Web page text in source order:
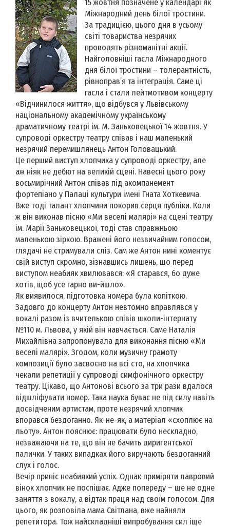
15 жовтня позначене у календарі як
Міжнародний день білої тростини.
За традицією, цього дня в усьому
світі товариства незрячих
проводять різноманітні акції.
Найголовніші гасла Міжнародного
дня білої тростини – толерантність,
рівноправ’я та інтеграція. Саме ці
гасла і стали лейтмотивом концерту
«Відчинилося життя», що відбувся у Львівському
національному академічному українському
драматичному театрі ім. М. Заньковецької 14 жовтня. У
супроводі оркестру театру співав і наш маленький
незрячий перемишлянець Антон Головацький.
Це перший виступ хлопчика у супроводі оркестру, але
аж ніяк не дебют на великій сцені. Навесні цього року
восьмирічний Антон співав під акомпанемент
фортепіано у Палаці культури імені Гната Хоткевича.
Вже тоді талант хлопчини покорив серця публіки. Коли
ж він виконав пісню «Ми веселі малярі» на сцені театру
ім. Марії Заньковецької, тоді став справжньою
маленькою зіркою. Вражені його незвичайним голосом,
глядачі не стримували сліз. Сам же Антон нині коментує
свій виступ скромно, зізнавшись лишень, що перед
виступом неабияк хвилювався: «Я старався, бо дуже
хотів, щоб усе гарно ви-йшло».
Як виявилося, підготовка номера була копіткою.
Задовго до концерту Антон невтомно вправлявся у
вокалі разом із вчителькою співів школи-інтернату
№110 м. Львова, у якій він навчається. Саме Наталія
Михайлівна запропонувала для виконання пісню «Ми
веселі малярі». Згодом, коли музичну грамоту
композиції було засвоєно на всі сто, на хлопчика
чекали репетиції у супроводі симфонічного оркестру
театру. Цікаво, що Антонові всього за три рази вдалося
відшліфувати номер. Така наука буває не під силу навіть
досвідченим артистам, проте незрячий хлопчик
впорався бездоганно. Як-не-як, а матеріал «схоплює на
льоту». Антон пояснює: працювати було нескладно,
незважаючи на те, що він не бачить диригентської
палички. У таких випадках його виручають бездоганний
слух і голос.
Вечір приніс неабиякий успіх. Однак приміряти лавровий
вінок хлопчик не поспішає. Адже попереду – ще не одне
заняття з вокалу, а відтак праця над своїм голосом. Для
цього, як розповіла мама Світлана, вже найняли
репетитора. Тож найскладніші випробування сил іще